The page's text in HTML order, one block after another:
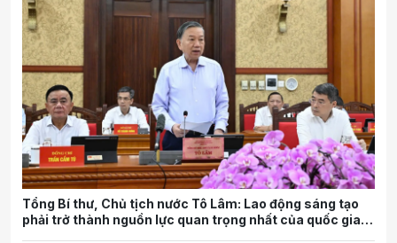
Tổng Bí thư, Chủ tịch nước Tô Lâm: Lao động sáng tạo
phải trở thành nguồn lực quan trọng nhất của quốc gia